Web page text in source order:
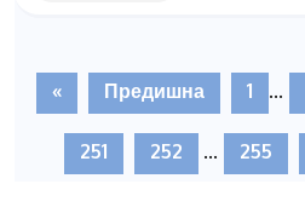
« Предишна 1 ...
251 252 ... 255